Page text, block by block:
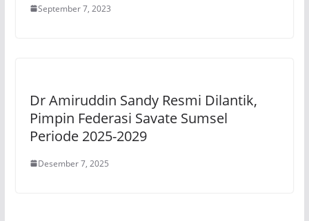
September 7, 2023
Dr Amiruddin Sandy Resmi Dilantik,
Pimpin Federasi Savate Sumsel
Periode 2025-2029
Desember 7, 2025